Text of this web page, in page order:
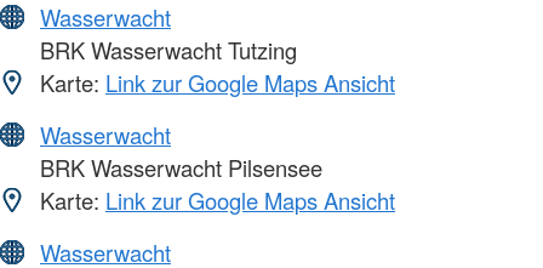
Wasserwacht
BRK Wasserwacht Tutzing
Karte: Link zur Google Maps Ansicht
Wasserwacht
BRK Wasserwacht Pilsensee
Karte: Link zur Google Maps Ansicht
Wasserwacht